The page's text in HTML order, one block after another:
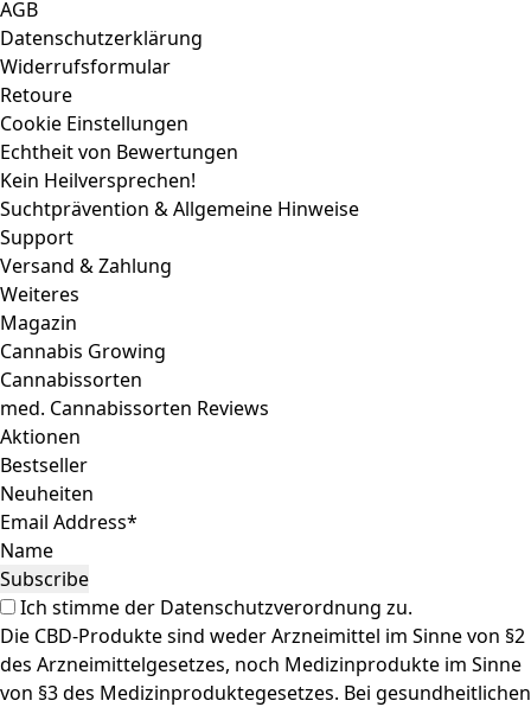
AGB
Datenschutzerklärung
Widerrufsformular
Retoure
Cookie Einstellungen
Echtheit von Bewertungen
Kein Heilversprechen!
Suchtprävention & Allgemeine Hinweise
Support
Versand & Zahlung
Weiteres
Magazin
Cannabis Growing
Cannabissorten
med. Cannabissorten Reviews
Aktionen
Bestseller
Neuheiten
Email Address*
Name
Ich stimme der Datenschutzverordnung zu.
Die CBD-Produkte sind weder Arzneimittel im Sinne von §2
des Arzneimittelgesetzes, noch Medizinprodukte im Sinne
von §3 des Medizinproduktegesetzes. Bei gesundheitlichen